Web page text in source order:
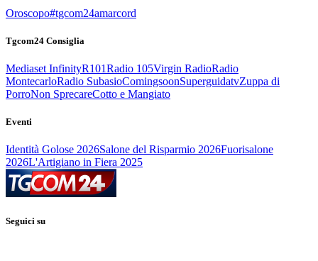
Oroscopo#tgcom24amarcord
Tgcom24 Consiglia
Mediaset InfinityR101Radio 105Virgin RadioRadio
MontecarloRadio SubasioComingsoonSuperguidatvZuppa di
PorroNon SprecareCotto e Mangiato
Eventi
Identità Golose 2026Salone del Risparmio 2026Fuorisalone
2026L'Artigiano in Fiera 2025
Seguici su